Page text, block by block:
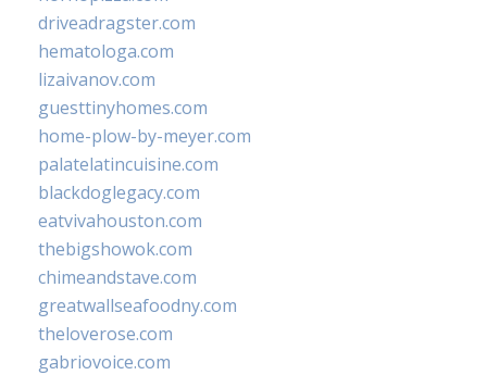
driveadragster.com
hematologa.com
lizaivanov.com
guesttinyhomes.com
home-plow-by-meyer.com
palatelatincuisine.com
blackdoglegacy.com
eatvivahouston.com
thebigshowok.com
chimeandstave.com
greatwallseafoodny.com
theloverose.com
gabriovoice.com